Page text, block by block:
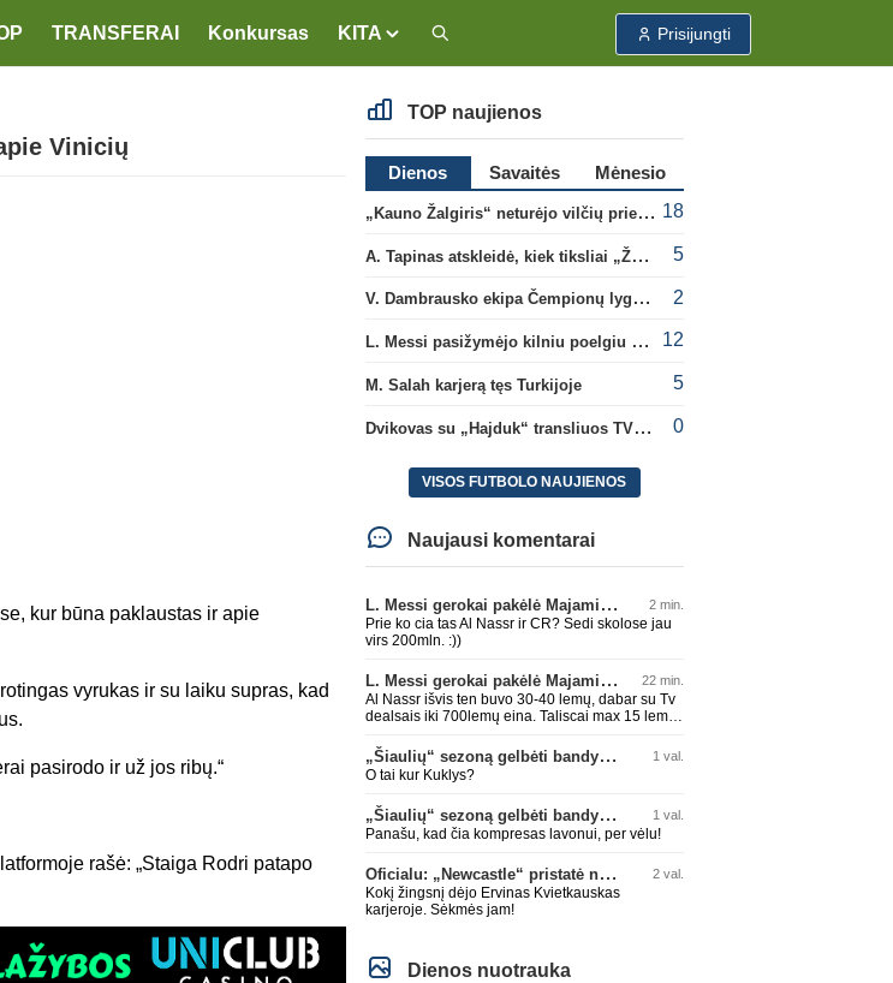
TRANSFERAI Konkursas KITA Prisijungti
Vinicių
kur būna paklaustas ir apie
vyrukas ir su laiku supras, kad
pasirodo ir už jos ribų.“
rašė: „Staiga Rodri patapo
TOP naujienos
Dienos Savaitės
Mėnesio
„Kauno Žalgiris“ neturėjo vilčių prieš „Dinamo“ 18
A. Tapinas atskleidė, kiek tiksliai „Žalgiris“ jau uždirbo iš UEFA premijų 5
V. Dambrausko ekipa Čempionų lygos atrankoje patyrė skaudžią nesėkmę 2
L. Messi pasižymėjo kilniu poelgiu dėl kilusių gaisrų Madride 12
M. Salah karjerą tęs Turkijoje 5
Dvikovas su „Hajduk“ transliuos TV3, paskutinėje transliacijoje – nauji rekordai 0
VISOS FUTBOLO NAUJIENOS
Naujausi komentarai
L. Messi gerokai pakėlė Majamio „Inter“ komandos vertę 2 min.
Prie ko cia tas Al Nassr ir CR? Sedi skolose jau
virs 200mln. :))
L. Messi gerokai pakėlė Majamio „Inter“ komandos vertę 22 min.
Al Nassr išvis ten buvo 30-40 lemų, dabar su Tv
dealsais iki 700lemų eina. Taliscai max 15 lemų
akcijos
„Šiaulių“ sezoną gelbėti bandys D. Lastauskas 1 val.
O tai kur Kuklys?
„Šiaulių“ sezoną gelbėti bandys D. Lastauskas 1 val.
Panašu, kad čia kompresas lavonui, per vėlu!
Oficialu: „Newcastle“ pristatė naują strategą 2 val.
Kokį žingsnį dėjo Ervinas Kvietkauskas
karjeroje. Sėkmės jam!
Dienos nuotrauka